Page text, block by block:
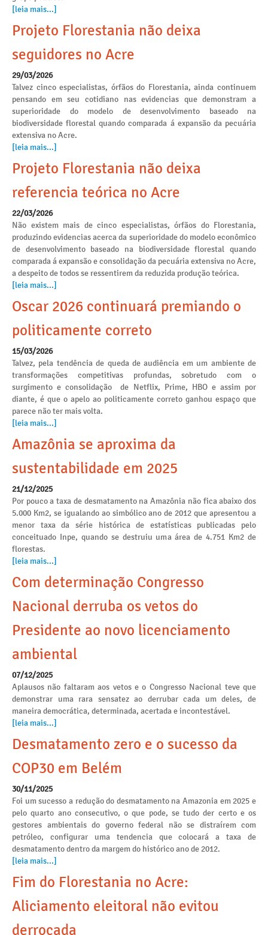
[leia mais...]
Projeto Florestania não deixa
seguidores no Acre
29/03/2026
Talvez cinco especialistas, órfãos do Florestania, ainda continuem
pensando em seu cotidiano nas evidencias que demonstram a
superioridade do modelo de desenvolvimento baseado na
biodiversidade florestal quando comparada á expansão da pecuária
extensiva no Acre.
[leia mais...]
Projeto Florestania não deixa
referencia teórica no Acre
22/03/2026
Não existem mais de cinco especialistas, órfãos do Florestania,
produzindo evidencias acerca da superioridade do modelo econômico
de desenvolvimento baseado na biodiversidade florestal quando
comparada á expansão e consolidação da pecuária extensiva no Acre,
a despeito de todos se ressentirem da reduzida produção teórica.
[leia mais...]
Oscar 2026 continuará premiando o
politicamente correto
15/03/2026
Talvez, pela tendência de queda de audiência em um ambiente de
transformações competitivas profundas, sobretudo com o
surgimento e consolidação de Netflix, Prime, HBO e assim por
diante, é que o apelo ao politicamente correto ganhou espaço que
parece não ter mais volta.
[leia mais...]
Amazônia se aproxima da
sustentabilidade em 2025
21/12/2025
Por pouco a taxa de desmatamento na Amazônia não fica abaixo dos
5.000 Km2, se igualando ao simbólico ano de 2012 que apresentou a
menor taxa da série histórica de estatísticas publicadas pelo
conceituado Inpe, quando se destruiu uma área de 4.751 Km2 de
florestas.
[leia mais...]
Com determinação Congresso
Nacional derruba os vetos do
Presidente ao novo licenciamento
ambiental
07/12/2025
Aplausos não faltaram aos vetos e o Congresso Nacional teve que
demonstrar uma rara sensatez ao derrubar cada um deles, de
maneira democrática, determinada, acertada e incontestável.
[leia mais...]
Desmatamento zero e o sucesso da
COP30 em Belém
30/11/2025
Foi um sucesso a redução do desmatamento na Amazonia em 2025 e
pelo quarto ano consecutivo, o que pode, se tudo der certo e os
gestores ambientais do governo federal não se distraírem com
petróleo, configurar uma tendencia que colocará a taxa de
desmatamento dentro da margem do histórico ano de 2012.
[leia mais...]
Fim do Florestania no Acre:
Aliciamento eleitoral não evitou
derrocada